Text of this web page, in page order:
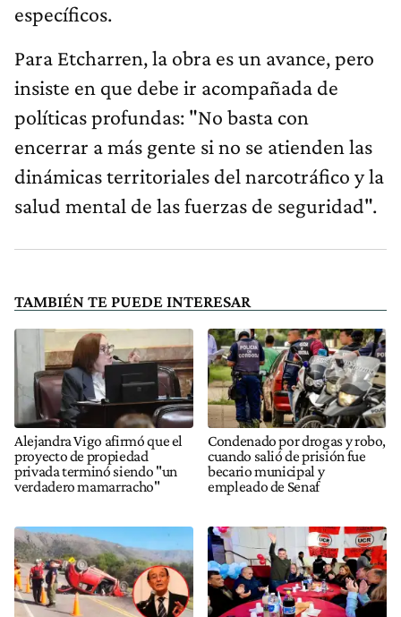
específicos.
Para Etcharren, la obra es un avance, pero
insiste en que debe ir acompañada de
políticas profundas: "No basta con
encerrar a más gente si no se atienden las
dinámicas territoriales del narcotráfico y la
salud mental de las fuerzas de seguridad".
TAMBIÉN TE PUEDE INTERESAR
Alejandra Vigo afirmó que el
proyecto de propiedad
privada terminó siendo "un
verdadero mamarracho"
Condenado por drogas y robo,
cuando salió de prisión fue
becario municipal y
empleado de Senaf